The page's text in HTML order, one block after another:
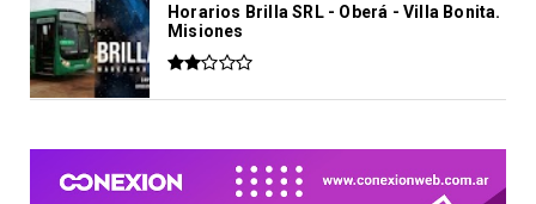
Horarios Brilla SRL - Oberá - Villa Bonita.
Misiones